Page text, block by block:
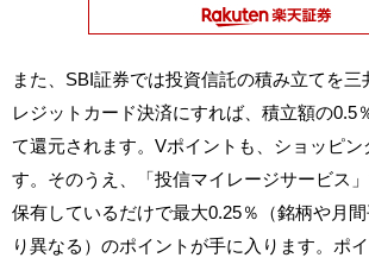
また、SBI証券では投資信託の積み立てを三
レジットカード決済にすれば、積立額の0.5
て還元されます。Vポイントも、ショッピン
す。そのうえ、「投信マイレージサービス
保有しているだけで最大0.25％（銘柄や月
り異なる）のポイントが手に入ります。ポ